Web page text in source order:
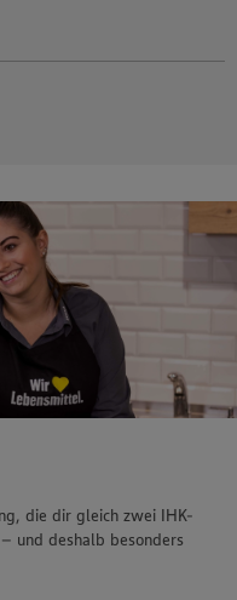
die dir gleich zwei IHK-
und deshalb besonders